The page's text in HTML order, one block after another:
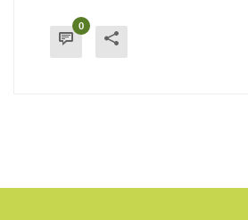
0